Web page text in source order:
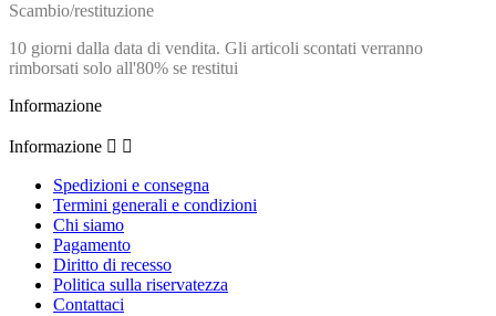
Scambio/restituzione
10 giorni dalla data di vendita. Gli articoli scontati verranno
rimborsati solo all'80% se restitui
Informazione
Informazione  
Spedizioni e consegna
Termini generali e condizioni
Chi siamo
Pagamento
Diritto di recesso
Politica sulla riservatezza
Contattaci